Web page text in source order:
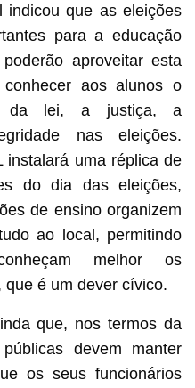
indicou que as eleições
para a educação
aproveitar esta
aos alunos o
da lei, a justiça, a
nas eleições.
instalará uma réplica de
do dia das eleições,
de ensino organizem
ao local, permitindo
melhor os
é um dever cívico.
que, nos termos da
devem manter
os seus funcionários